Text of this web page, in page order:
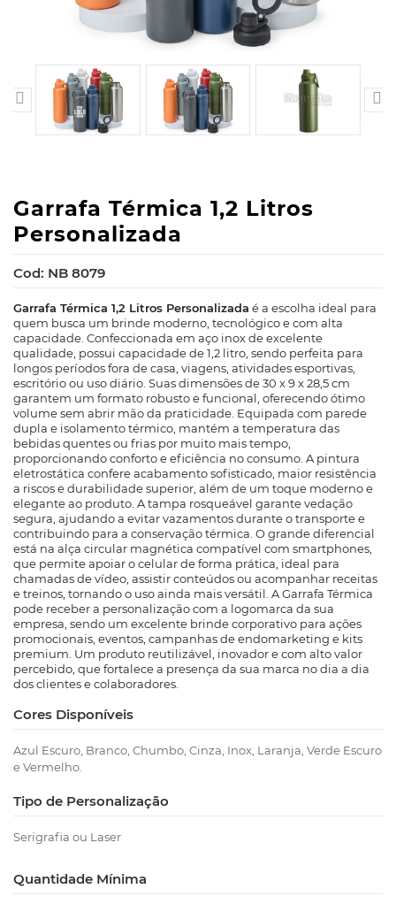
 
Garrafa Térmica 1,2 Litros
Personalizada
Cod: NB 8079
Garrafa Térmica 1,2 Litros Personalizada é a escolha ideal para
quem busca um brinde moderno, tecnológico e com alta
capacidade. Confeccionada em aço inox de excelente
qualidade, possui capacidade de 1,2 litro, sendo perfeita para
longos períodos fora de casa, viagens, atividades esportivas,
escritório ou uso diário. Suas dimensões de 30 x 9 x 28,5 cm
garantem um formato robusto e funcional, oferecendo ótimo
volume sem abrir mão da praticidade. Equipada com parede
dupla e isolamento térmico, mantém a temperatura das
bebidas quentes ou frias por muito mais tempo,
proporcionando conforto e eficiência no consumo. A pintura
eletrostática confere acabamento sofisticado, maior resistência
a riscos e durabilidade superior, além de um toque moderno e
elegante ao produto. A tampa rosqueável garante vedação
segura, ajudando a evitar vazamentos durante o transporte e
contribuindo para a conservação térmica. O grande diferencial
está na alça circular magnética compatível com smartphones,
que permite apoiar o celular de forma prática, ideal para
chamadas de vídeo, assistir conteúdos ou acompanhar receitas
e treinos, tornando o uso ainda mais versátil. A Garrafa Térmica
pode receber a personalização com a logomarca da sua
empresa, sendo um excelente brinde corporativo para ações
promocionais, eventos, campanhas de endomarketing e kits
premium. Um produto reutilizável, inovador e com alto valor
percebido, que fortalece a presença da sua marca no dia a dia
dos clientes e colaboradores.
Cores Disponíveis
Azul Escuro, Branco, Chumbo, Cinza, Inox, Laranja, Verde Escuro
e Vermelho.
Tipo de Personalização
Serigrafia ou Laser
Quantidade Mínima